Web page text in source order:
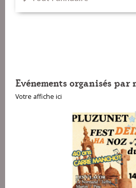
Evénements organisés par
Votre affiche ici